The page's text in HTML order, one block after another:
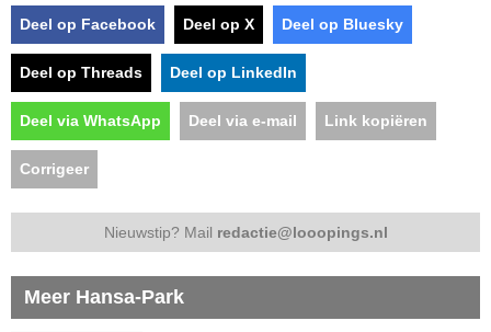
Deel op Facebook Deel op X Deel op Bluesky
Deel op Threads Deel op LinkedIn
Deel via WhatsApp Deel via e-mail Link kopiëren
Corrigeer
Nieuwstip? Mail redactie@looopings.nl
Meer Hansa-Park